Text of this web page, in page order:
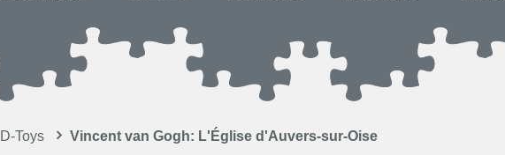
D-Toys Vincent van Gogh: L'Église d'Auvers-sur-Oise